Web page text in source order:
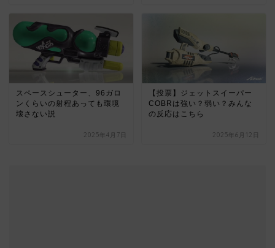
スペースシューター、96ガロ
ンくらいの射程あっても環境
壊さない説
2025年4月7日
【投票】ジェットスイーパー
COBRは強い？弱い？みんな
の反応はこちら
2025年6月12日